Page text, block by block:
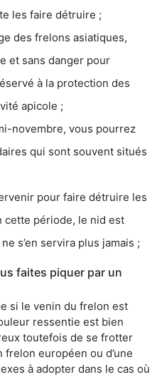
les faire détruire ;
des frelons asiatiques,
et sans danger pour
à la protection des
apicole ;
novembre, vous pourrez
qui sont souvent situés
pour faire détruire les
cette période, le nid est
s’en servira plus jamais ;
faites piquer par un
si le venin du frelon est
ressentie est bien
toutefois de se frotter
frelon européen ou d’une
à adopter dans le cas où